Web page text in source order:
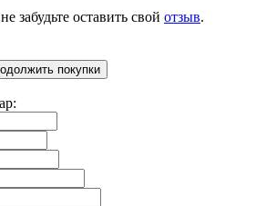
забудьте оставить свой отзыв.
покупки